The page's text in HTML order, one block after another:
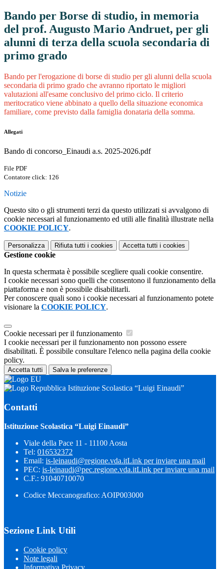
Bando per Borse di studio, in memoria
del prof. Augusto Mario Andruet, per gli
alunni di terza della scuola secondaria di
primo grado
Bando per l'erogazione di borse di studio per gli alunni della scuola
secondaria di primo grado che avranno riportato le migliori
valutazioni all'esame conclusivo del primo ciclo. Il criterio
meritocratico viene abbinato a quello della situazione economica
familiare, come previsto dalla famiglia donataria della somma.
Allegati
Bando di concorso_Einaudi a.s. 2025-2026.pdf
File PDF
Contatore click: 126
Notizie
Questo sito o gli strumenti terzi da questo utilizzati si avvalgono di
cookie necessari al funzionamento ed utili alle finalità illustrate nella
COOKIE POLICY.
Personalizza Rifiuta tutti i cookies Accetta tutti i cookies
Gestione cookie
In questa schermata è possibile scegliere quali cookie consentire.
I cookie necessari sono quelli che consentono il funzionamento della
piattaforma e non è possibile disabilitarli.
Per conoscere quali sono i cookie necessari al funzionamento potete
visionare la COOKIE POLICY.
Cookie necessari per il funzionamento
I cookie necessari per il funzionamento non possono essere
disabilitati. È possibile consultare l'elenco nella pagina della cookie
policy.
Accetta tutti Salva le preferenze
Istituzione Scolastica “Luigi Einaudi”
Contatti
Istituzione Scolastica “Luigi Einaudi”
Viale della Pace 11 - 11100 Aosta
Tel: 016532372
Email: is-leinaudi@regione.vda.itLink per inviare una mail
PEC: is-leinaudi@pec.regione.vda.itLink per inviare una mail
C.F.: 91040710070
Codice Meccanografico: AOIP003000
Sezione Link Utili
Cookie policy
Note legali
Informativa Privacy